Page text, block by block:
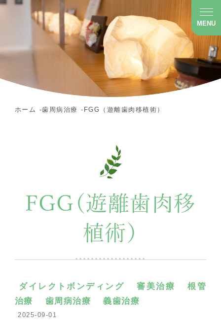
ホーム 歯周病治療 FGG（遊離歯肉移植術）
FGG（遊離歯肉移
植術）
ダイレクトボンディング 審美治療
根管
治療
歯周病治療 義歯治療
2025-09-01
MENU